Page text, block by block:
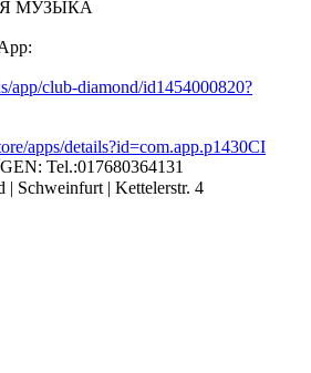
МУЗЫКА
app/club-diamond/id1454000820?
apps/details?id=com.app.p1430CI
Tel.:017680364131
Schweinfurt | Kettelerstr. 4